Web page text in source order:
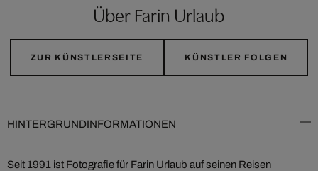
Über Farin Urlaub
ZUR KÜNSTLERSEITE KÜNSTLER FOLGEN
HINTERGRUNDINFORMATIONEN
Seit 1991 ist Fotografie für Farin Urlaub auf seinen Reisen